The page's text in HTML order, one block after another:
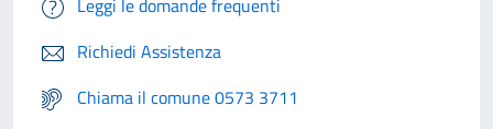
Leggi le domande frequenti
Richiedi Assistenza
Chiama il comune 0573 3711